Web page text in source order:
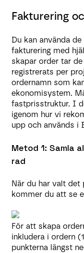
Fakturering
Du kan använda
fakturering med
skapar order tar
registrerats per
ordernamn som
ekonomisystem.
fastprisstruktur. I
igenom hur vi
upp och används i
Metod 1: Samla
rad
När du har valt
kommer du att se
För att skapa
inkludera i ordern
punkterna längst